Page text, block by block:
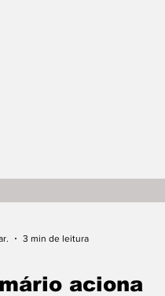
3 min de leitura
aciona